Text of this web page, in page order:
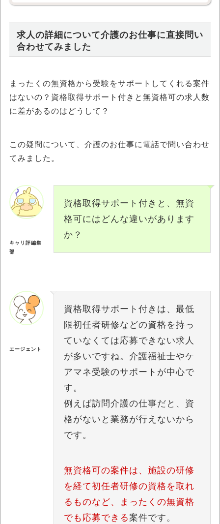
求人の詳細について介護のお仕事に直接問い
合わせてみました
まったくの無資格から受験をサポートしてくれる案件
はないの？資格取得サポート付きと無資格可の求人数
に差があるのはどうして？
この疑問について、介護のお仕事に電話で問い合わせ
てみました。
資格取得サポート付きと、無資
格可にはどんな違いがあります
か？
キャリ評編集
部
エージェント
資格取得サポート付きは、最低
限初任者研修などの資格を持っ
ていなくては応募できない求人
が多いですね。介護福祉士やケ
アマネ受験のサポートが中心で
す。
例えば訪問介護の仕事だと、資
格がないと業務が行えないから
です。
無資格可の案件は、施設の研修
を経て初任者研修の資格を取れ
るものなど、まったくの無資格
でも応募できる案件です。